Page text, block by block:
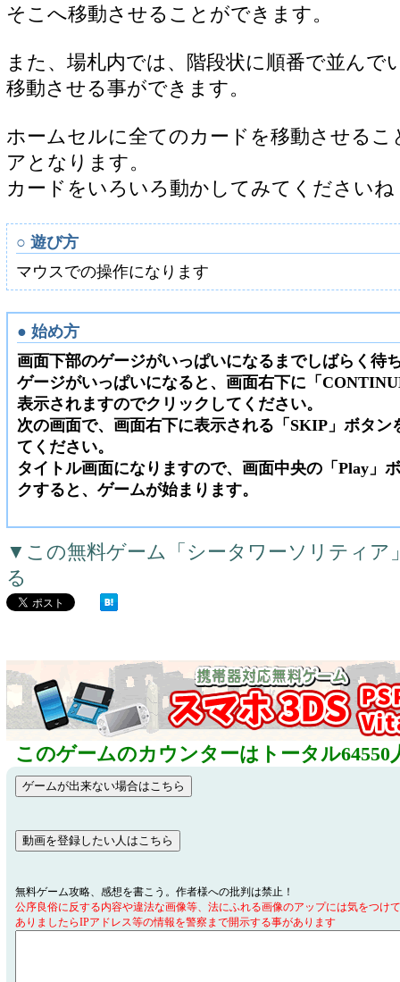
そこへ移動させることができます。
また、場札内では、階段状に順番で並んで
移動させる事ができます。
ホームセルに全てのカードを移動させる
アとなります。
カードをいろいろ動かしてみてくださいね
○ 遊び方
マウスでの操作になります
● 始め方
画面下部のゲージがいっぱいになるまでしばらく待
ゲージがいっぱいになると、画面右下に「
表示されますのでクリックしてください。
次の画面で、画面右下に表示される「SKIP」ボタン
てください。
タイトル画面になりますので、画面中央の「Play」
クすると、ゲームが始まります。
▼この無料ゲーム「シータワーソリティア
る
このゲームのカウンターはトータル64550
無料ゲーム攻略、感想を書こう。作者様への批判は禁止！
公序良俗に反する内容や違法な画像等、法にふれる画像のアップには気をつけ
ありましたらIPアドレス等の情報を警察まで開示する事があります